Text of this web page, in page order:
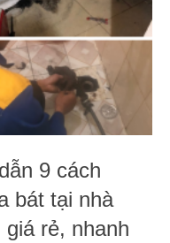
9 cách
bát tại nhà
rẻ, nhanh